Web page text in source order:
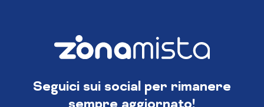
Seguici sui social per rimanere